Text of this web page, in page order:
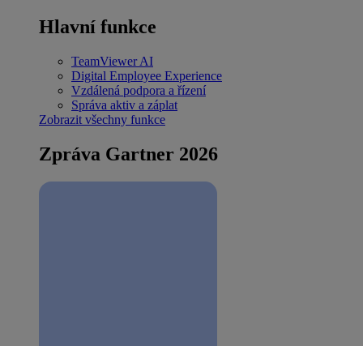
Hlavní funkce
TeamViewer AI
Digital Employee Experience
Vzdálená podpora a řízení
Správa aktiv a záplat
Zobrazit všechny funkce
Zpráva Gartner 2026